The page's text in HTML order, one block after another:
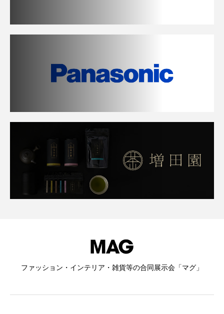
ファッション・インテリア・雑貨等の合同展示会「マグ」